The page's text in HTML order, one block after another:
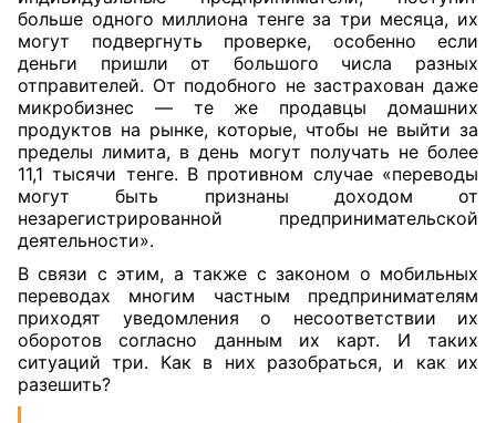
больше одного миллиона тенге за три месяца, их
могут подвергнуть проверке, особенно если
деньги пришли от большого числа разных
отправителей. От подобного не застрахован даже
микробизнес — те же продавцы домашних
продуктов на рынке, которые, чтобы не выйти за
пределы лимита, в день могут получать не более
11,1 тысячи тенге. В противном случае «переводы
могут быть признаны доходом от
незарегистрированной предпринимательской
деятельности».
В связи с этим, а также с законом о мобильных
переводах многим частным предпринимателям
приходят уведомления о несоответствии их
оборотов согласно данным их карт. И таких
ситуаций три. Как в них разобраться, и как их
разешить?